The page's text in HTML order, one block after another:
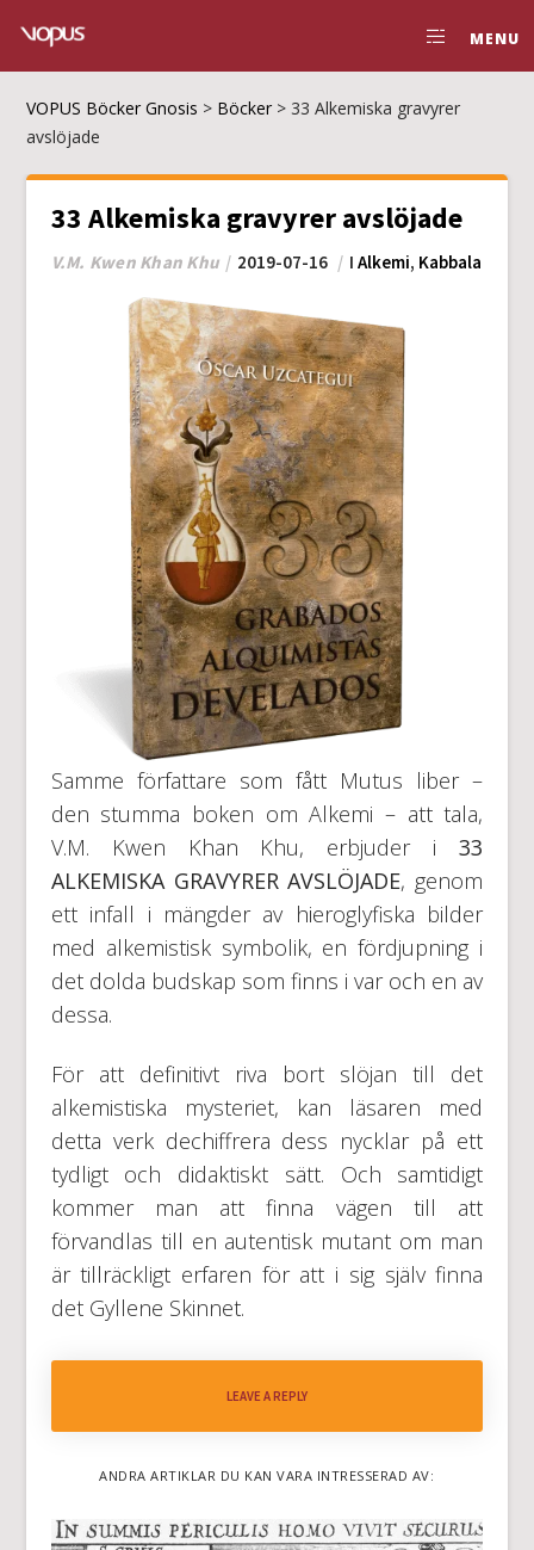
MENU
VOPUS Böcker Gnosis > Böcker > 33 Alkemiska gravyrer
avslöjade
33 Alkemiska gravyrer avslöjade
V.M. Kwen Khan Khu 2019-07-16 IAlkemi, Kabbala
Samme författare som fått Mutus liber –
den stumma boken om Alkemi – att tala,
V.M. Kwen Khan Khu, erbjuder i33
ALKEMISKA GRAVYRER AVSLÖJADE, genom
ett infall i mängder av hieroglyfiska bilder
med alkemistisk symbolik, en fördjupning i
det dolda budskap som finns i var och en av
dessa.
För att definitivt riva bort slöjan till det
alkemistiska mysteriet, kan läsaren med
detta verk dechiffrera dess nycklar på ett
tydligt och didaktiskt sätt. Och samtidigt
kommer man att finna vägen till att
förvandlas till en autentisk mutant om man
är tillräckligt erfaren för att i sig själv finna
det Gyllene Skinnet.
LEAVE A REPLY
ANDRA ARTIKLAR DU KAN VARA INTRESSERAD AV: